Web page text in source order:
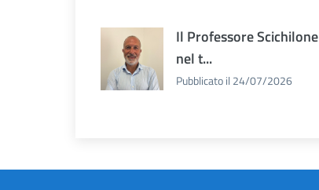
Il Professore Scichilone
nel t...
Pubblicato il 24/07/2026